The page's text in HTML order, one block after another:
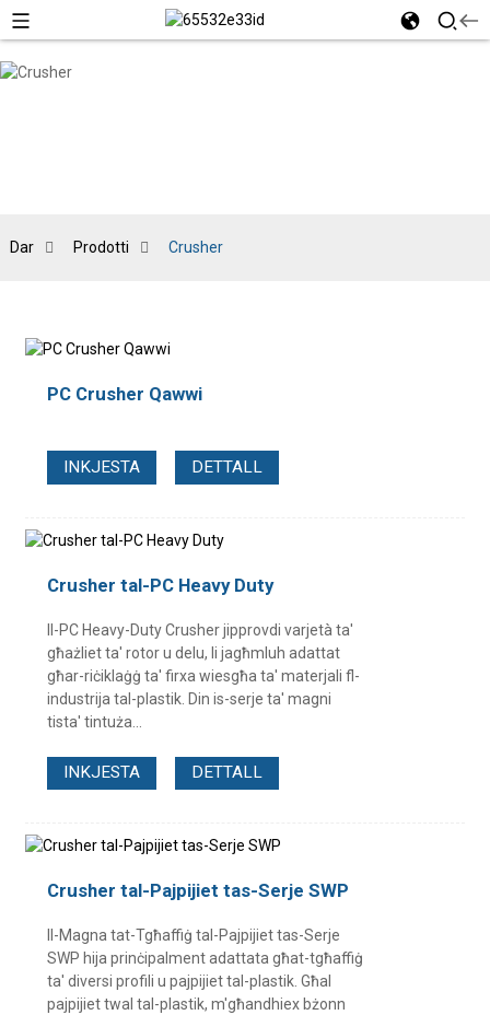
Dar Prodotti Crusher
PC Crusher Qawwi
INKJESTA DETTALL
Crusher tal-PC Heavy Duty
Il-PC Heavy-Duty Crusher jipprovdi varjetà ta'
għażliet ta' rotor u delu, li jagħmluh adattat
għar-riċiklaġġ ta' firxa wiesgħa ta' materjali fl-
industrija tal-plastik. Din is-serje ta' magni
tista' tintuża...
INKJESTA DETTALL
Crusher tal-Pajpijiet tas-Serje SWP
Il-Magna tat-Tgħaffiġ tal-Pajpijiet tas-Serje
SWP hija prinċipalment adattata għat-tgħaffiġ
ta' diversi profili u pajpijiet tal-plastik. Għal
pajpijiet twal tal-plastik, m'għandhiex bżonn